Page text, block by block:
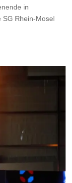
in
SG Rhein-Mosel